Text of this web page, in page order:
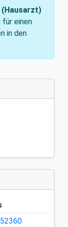
(Hausarzt)
für einen
in den